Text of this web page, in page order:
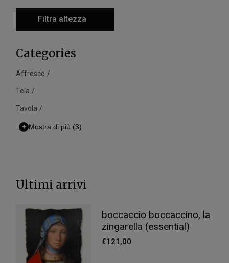
Filtra altezza
Categories
Affresco
Tela
Tavola
+ Mostra di più (3)
Ultimi arrivi
boccaccio boccaccino, la
zingarella (essential)
€121,00